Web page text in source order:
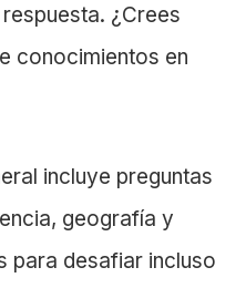
¿Crees
conocimientos en
incluye preguntas
geografía y
para desafiar incluso